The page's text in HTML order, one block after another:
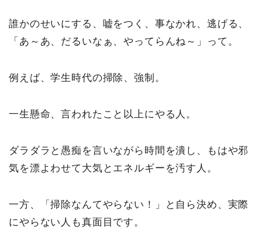
誰かのせいにする、嘘をつく、事なかれ、逃げる、
「あ～あ、だるいなぁ、やってらんね～」って。
例えば、学生時代の掃除、強制。
一生懸命、言われたこと以上にやる人。
ダラダラと愚痴を言いながら時間を潰し、もはや邪
気を漂よわせて大気とエネルギーを汚す人。
一方、「掃除なんてやらない！」と自ら決め、実際
にやらない人も真面目です。